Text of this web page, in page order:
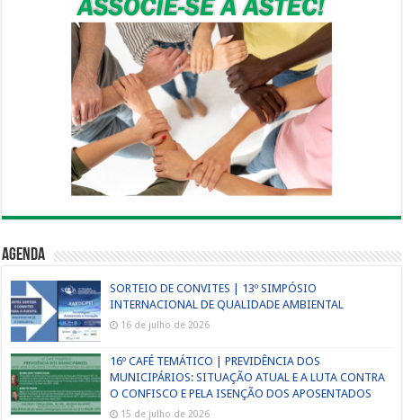
Agenda
SORTEIO DE CONVITES | 13º SIMPÓSIO
INTERNACIONAL DE QUALIDADE AMBIENTAL
16 de julho de 2026
16º CAFÉ TEMÁTICO | PREVIDÊNCIA DOS
MUNICIPÁRIOS: SITUAÇÃO ATUAL E A LUTA CONTRA
O CONFISCO E PELA ISENÇÃO DOS APOSENTADOS
15 de julho de 2026